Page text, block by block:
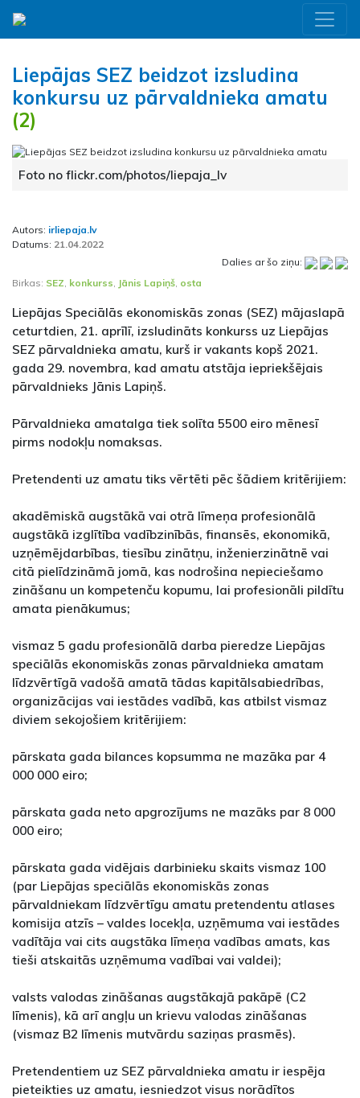
Liepājas SEZ beidzot izsludina
konkursu uz pārvaldnieka amatu
(2)
Foto no flickr.com/photos/liepaja_lv
Autors: irliepaja.lv
Datums: 21.04.2022
Dalies ar šo ziņu:
Birkas: SEZ konkurss Jānis Lapiņš osta
Liepājas Speciālās ekonomiskās zonas (SEZ) mājaslapā
ceturtdien, 21. aprīlī, izsludināts konkurss uz Liepājas
SEZ pārvaldnieka amatu, kurš ir vakants kopš 2021.
gada 29. novembra, kad amatu atstāja iepriekšējais
pārvaldnieks Jānis Lapiņš.
Pārvaldnieka amatalga tiek solīta 5500 eiro mēnesī
pirms nodokļu nomaksas.
Pretendenti uz amatu tiks vērtēti pēc šādiem kritērijiem:
akadēmiskā augstākā vai otrā līmeņa profesionālā
augstākā izglītība vadībzinībās, finansēs, ekonomikā,
uzņēmējdarbības, tiesību zinātņu, inženierzinātnē vai
citā pielīdzināmā jomā, kas nodrošina nepieciešamo
zināšanu un kompetenču kopumu, lai profesionāli pildītu
amata pienākumus;
vismaz 5 gadu profesionālā darba pieredze Liepājas
speciālās ekonomiskās zonas pārvaldnieka amatam
līdzvērtīgā vadošā amatā tādas kapitālsabiedrības,
organizācijas vai iestādes vadībā, kas atbilst vismaz
diviem sekojošiem kritērijiem:
pārskata gada bilances kopsumma ne mazāka par 4
000 000 eiro;
pārskata gada neto apgrozījums ne mazāks par 8 000
000 eiro;
pārskata gada vidējais darbinieku skaits vismaz 100
(par Liepājas speciālās ekonomiskās zonas
pārvaldniekam līdzvērtīgu amatu pretendentu atlases
komisija atzīs – valdes locekļa, uzņēmuma vai iestādes
vadītāja vai cits augstāka līmeņa vadības amats, kas
tieši atskaitās uzņēmuma vadībai vai valdei);
valsts valodas zināšanas augstākajā pakāpē (C2
līmenis), kā arī angļu un krievu valodas zināšanas
(vismaz B2 līmenis mutvārdu saziņas prasmēs).
Pretendentiem uz SEZ pārvaldnieka amatu ir iespēja
pieteikties uz amatu, iesniedzot visus norādītos